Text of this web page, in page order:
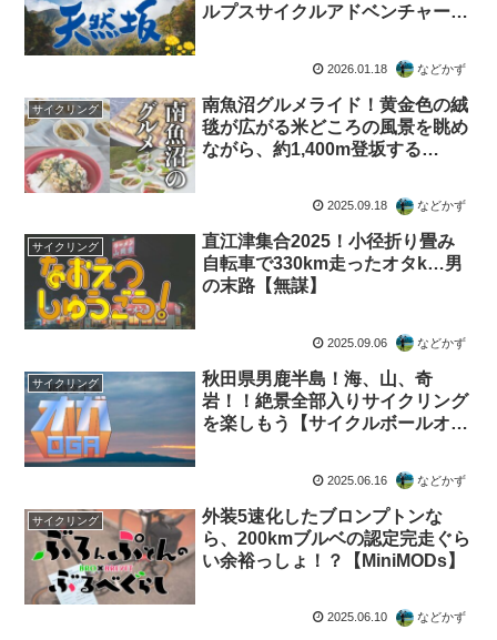
ルプスサイクルアドベンチャーロ
2026.01.18 などかず
サイクリング
南魚沼グルメライド！黄金色の絨
毯が広がる米どころの風景を眺め
ながら、約1,400m登坂する
2025.09.18 などかず
サイクリング
直江津集合2025！小径折り畳み
自転車で330km走ったオタk…男
の末路【無謀】
2025.09.06 などかず
サイクリング
秋田県男鹿半島！海、山、奇
岩！！絶景全部入りサイクリング
を楽しもう【サイクルボールオガ
2025.06.16 などかず
サイクリング
外装5速化したブロンプトンな
ら、200kmブルベの認定完走ぐら
い余裕っしょ！？【MiniMODs】
2025.06.10 などかず